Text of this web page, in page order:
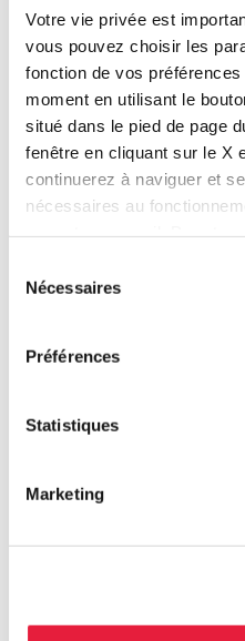
Votre vie privée est
vous pouvez choisir les
fonction de vos
moment en utilisant le
situé dans le pied de page
fenêtre en cliquant sur le X
continuerez à naviguer et
nécessaires au
Nécessaires
Préférences
Statistiques
Marketing
vous rendre au
italiennedes XIXe et
installé dans l'ancien
Montevarchi, qui
comprend plus de
œuvres , dont des
collection du Cassero
réalisées par
Maltoni, et Donatella